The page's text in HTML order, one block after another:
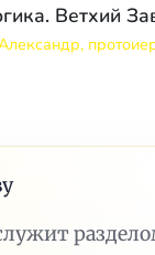
Ветхий